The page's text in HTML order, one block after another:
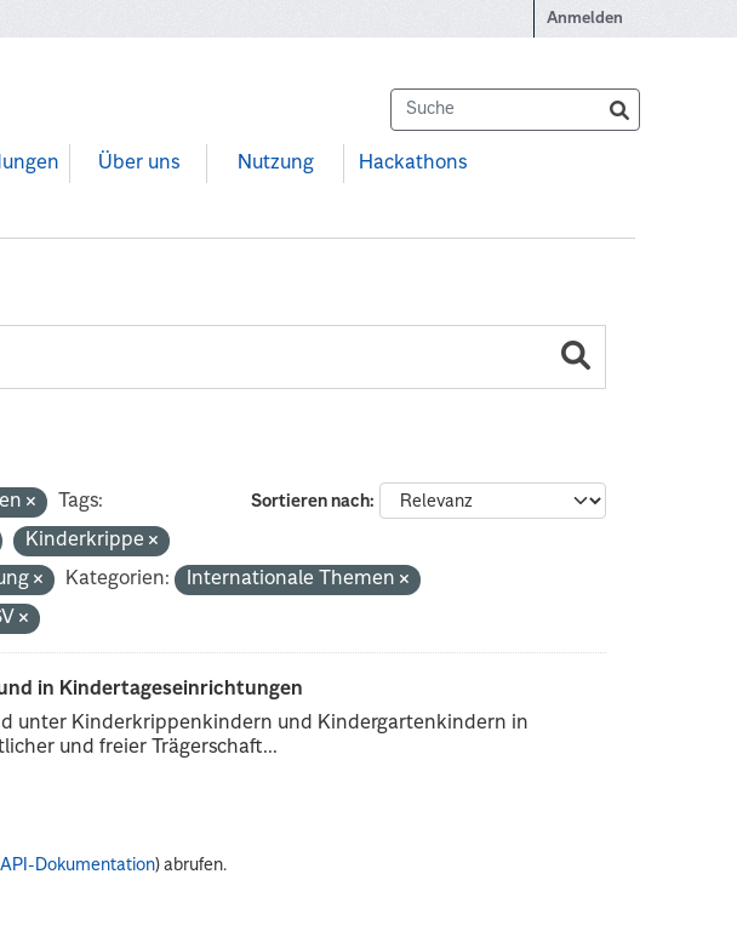
Anmelden
Über uns Nutzung Hackathons
Sortieren nach
Tags:
Kinderkrippe
Kategorien:
Internationale Themen
in Kindertageseinrichtungen
unter Kinderkrippenkindern und Kindergartenkindern in
und freier Trägerschaft...
API-Dokumentation) abrufen.